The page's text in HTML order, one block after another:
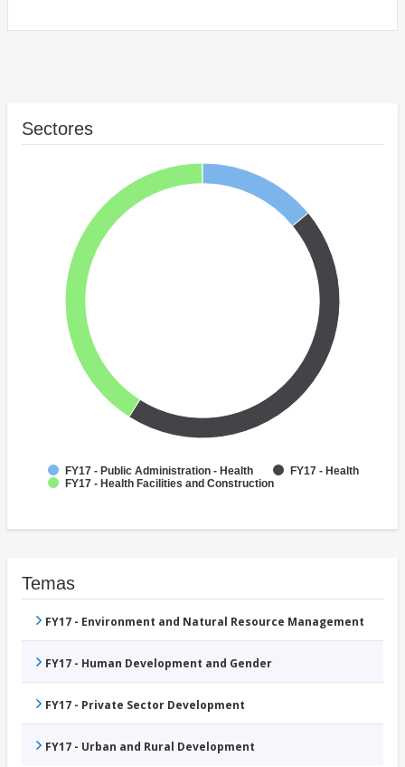
Sectores
FY17 - Public Administration - Health
FY17 - Health
FY17 - Health Facilities and Construction
Temas
FY17 - Environment and Natural Resource Management
FY17 - Human Development and Gender
FY17 - Private Sector Development
FY17 - Urban and Rural Development